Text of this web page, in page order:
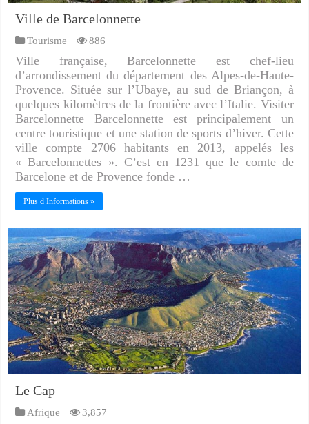
Ville de Barcelonnette
Tourisme 886
Ville française, Barcelonnette est chef-lieu
d’arrondissement du département des Alpes-de-Haute-
Provence. Située sur l’Ubaye, au sud de Briançon, à
quelques kilomètres de la frontière avec l’Italie. Visiter
Barcelonnette Barcelonnette est principalement un
centre touristique et une station de sports d’hiver. Cette
ville compte 2706 habitants en 2013, appelés les
« Barcelonnettes ». C’est en 1231 que le comte de
Barcelone et de Provence fonde …
Plus d Informations »
Le Cap
Afrique 3,857